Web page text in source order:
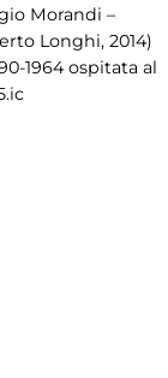
Morandi –
Longhi, 2014)
1964 ospitata al